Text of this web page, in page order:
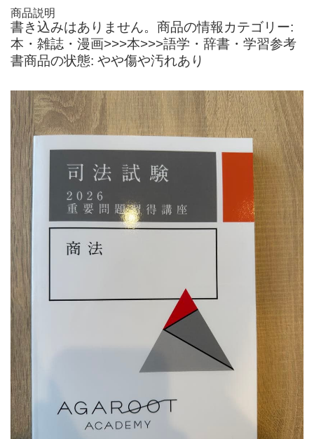
商品説明
書き込みはありません。商品の情報カテゴリー:
本・雑誌・漫画>>>本>>>語学・辞書・学習参考
書商品の状態: やや傷や汚れあり